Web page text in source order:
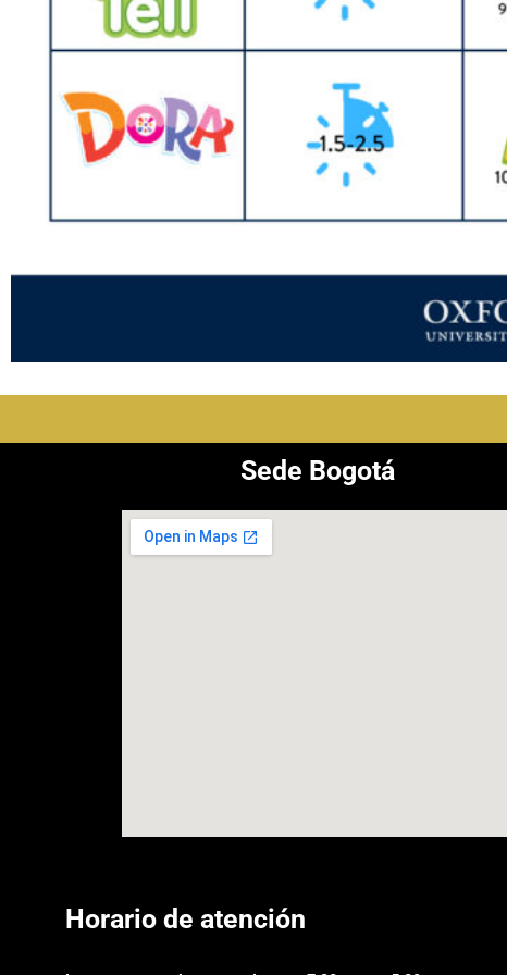
Sede Bogotá
Horario de atención